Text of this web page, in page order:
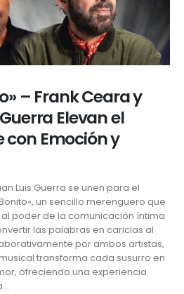
– Frank Ceara y
Elevan el
con Emoción y
Luis Guerra se unen para el
un sencillo merenguero que
poder de la comunicación íntima
las palabras en caricias al
por ambos artistas,
transforma cada susurro en
ofreciendo una experiencia